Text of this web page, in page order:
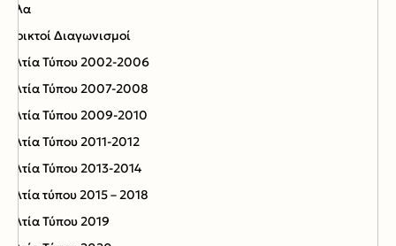
Αλλα
Ανοικτοί Διαγωνισμoί
Δελτία Τύπου 2002-2006
Δελτία Τύπου 2007-2008
Δελτία Τύπου 2009-2010
Δελτία Τύπου 2011-2012
Δελτία Τύπου 2013-2014
Δελτία τύπου 2015 – 2018
Δελτία Τύπου 2019